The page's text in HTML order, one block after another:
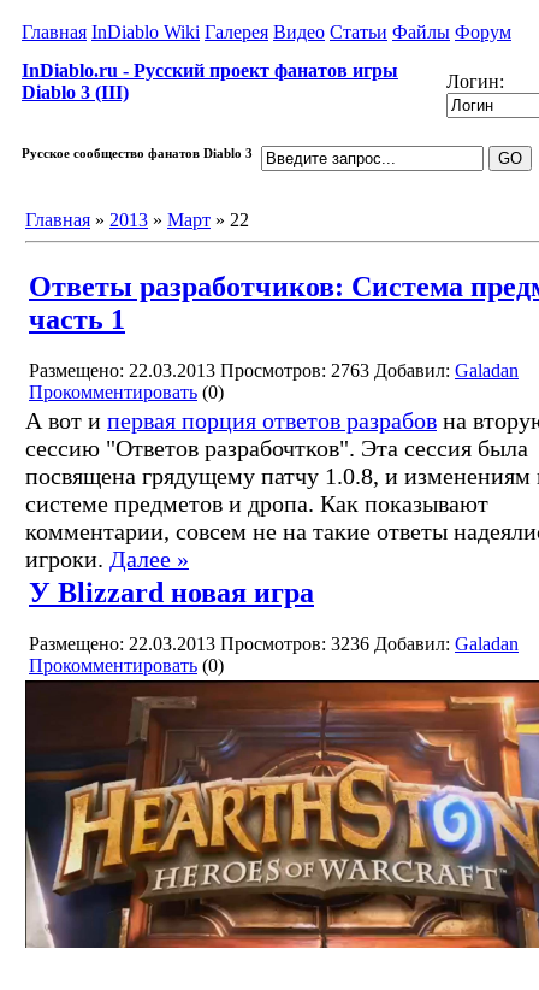
Главная InDiablo Wiki Галерея Видео Статьи Файлы Форум
InDiablo.ru - Русский проект фанатов игры
Diablo 3 (III)
Логин:
Русское сообщество фанатов Diablo 3
Главная » 2013 » Март » 22
Ответы разработчиков: Система
часть 1
Размещено: 22.03.2013 Просмотров: 2763 Добавил: Galadan
Прокомментировать (0)
А вот и первая порция ответов разрабов на
сессию "Ответов разрабочтков". Эта сессия была
посвящена грядущему патчу 1.0.8, и изменениям
системе предметов и дропа. Как показывают
комментарии, совсем не на такие ответы
игроки. Далее »
У Blizzard новая игра
Размещено: 22.03.2013 Просмотров: 3236 Добавил: Galadan
Прокомментировать (0)